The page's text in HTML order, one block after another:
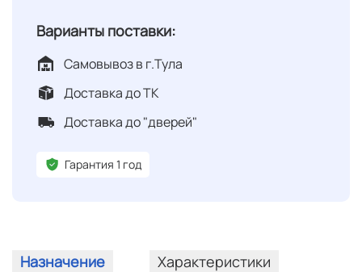
Варианты поставки:
Самовывоз в г.Тула
Доставка до ТК
Доставка до "дверей"
Гарантия 1 год
Назначение Характеристики